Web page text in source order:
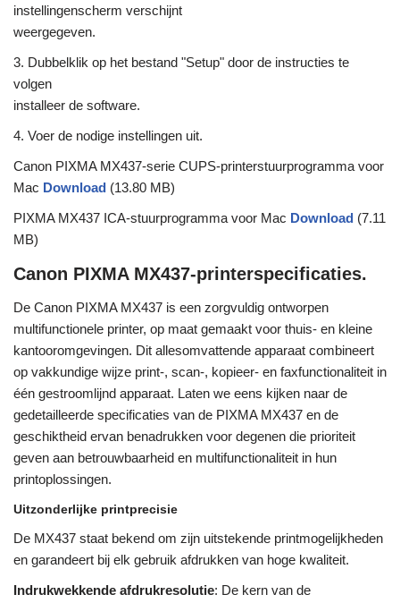
instellingenscherm verschijnt
weergegeven.
3. Dubbelklik op het bestand "Setup" door de instructies te
volgen
installeer de software.
4. Voer de nodige instellingen uit.
Canon PIXMA MX437-serie CUPS-printerstuurprogramma voor
Mac Download (13.80 MB)
PIXMA MX437 ICA-stuurprogramma voor Mac Download (7.11
MB)
Canon PIXMA MX437-printerspecificaties.
De Canon PIXMA MX437 is een zorgvuldig ontworpen
multifunctionele printer, op maat gemaakt voor thuis- en kleine
kantooromgevingen. Dit allesomvattende apparaat combineert
op vakkundige wijze print-, scan-, kopieer- en faxfunctionaliteit in
één gestroomlijnd apparaat. Laten we eens kijken naar de
gedetailleerde specificaties van de PIXMA MX437 en de
geschiktheid ervan benadrukken voor degenen die prioriteit
geven aan betrouwbaarheid en multifunctionaliteit in hun
printoplossingen.
Uitzonderlijke printprecisie
De MX437 staat bekend om zijn uitstekende printmogelijkheden
en garandeert bij elk gebruik afdrukken van hoge kwaliteit.
Indrukwekkende afdrukresolutie: De kern van de